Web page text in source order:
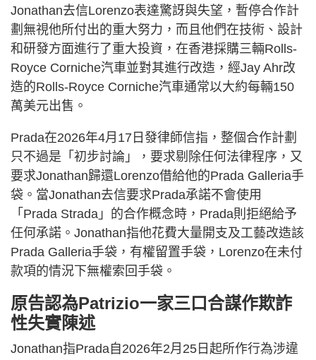
Jonathan去信Lorenzo表達驚訝與失望，暫停合作計
劃無視他所付出的重大努力，而且他們在技術、設計
和研發方面進行了重大投資，在香港採購三輛Rolls-
Royce Corniche汽車並對其進行改造，經Jay Ahr改
造的Rolls-Royce Corniche汽車通常以大約每輛150
萬美元出售。
Prada在2026年4月17日發律師信指，整個合作計劃
只不過是「初步討論」，要求剔除任何法律程序，又
要求Jonathan歸還Lorenzo借給他的Prada Galleria手
袋。當Jonathan去信要求Prada承諾不會使用
「Prada Strada」的合作概念時，Prada則拒絕給予
任何承諾。Jonathan指他花費大量開支及工藝改造該
Prada Galleria手袋，有權留置手袋，Lorenzo在未付
款項的情況下無權索回手袋。
原告認為Patrizio一家三口合謀作欺詐
性失實陳述
Jonathan指Prada自2026年2月25日起所作行為涉違